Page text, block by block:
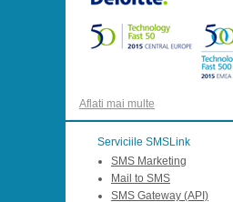
Aflati mai multe
Serviciile SMSLink
SMS Marketing
Mail to SMS
SMS Gateway (API)